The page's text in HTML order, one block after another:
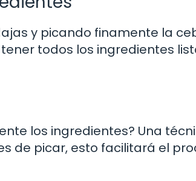
y picando finamente la
todos los ingredientes
los ingredientes? Una
de picar, esto facilitará el